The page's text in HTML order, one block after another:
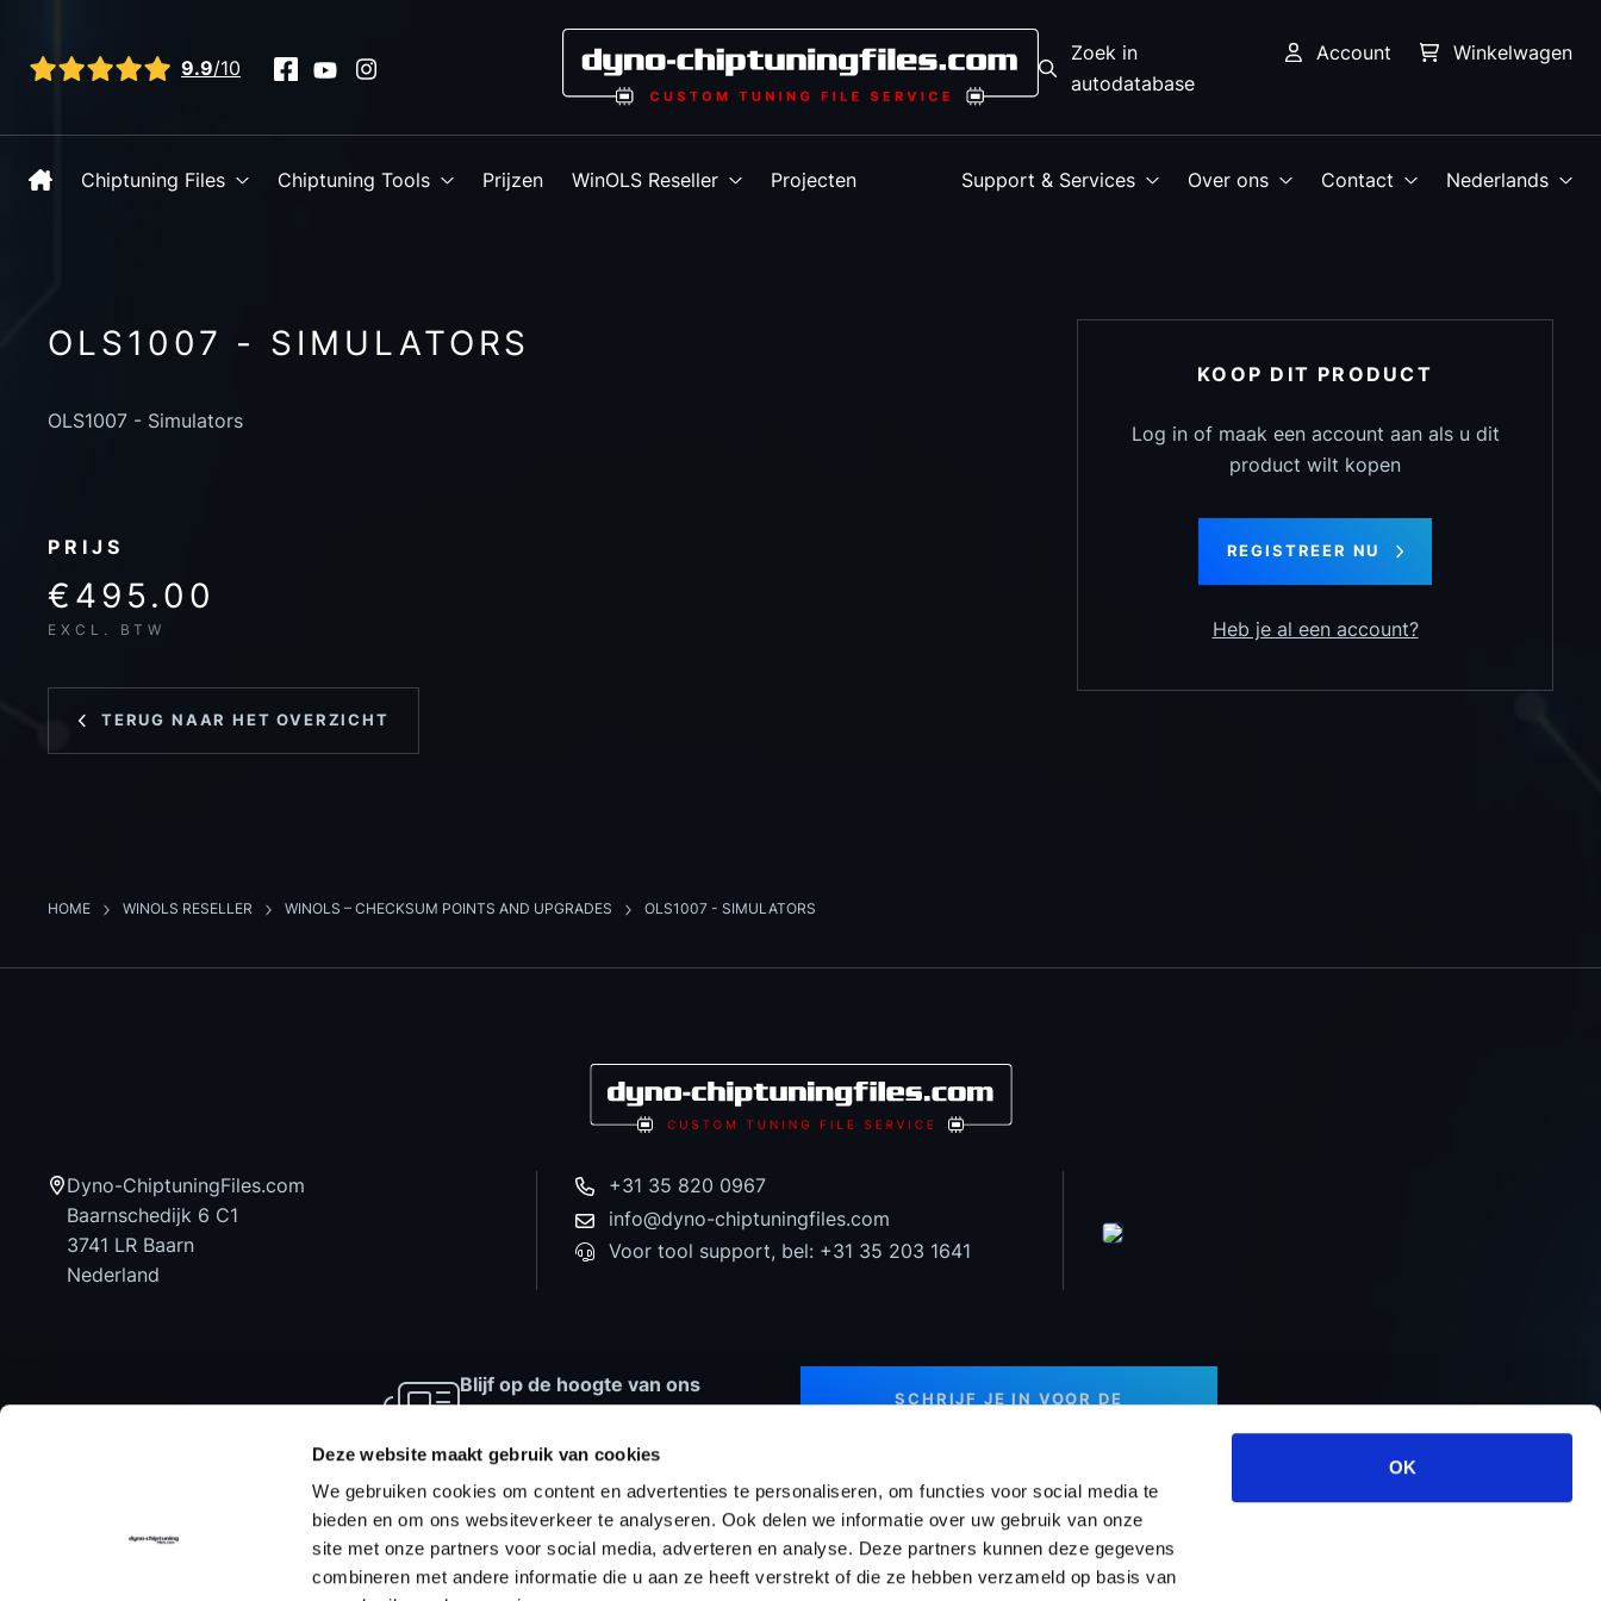
Deze website maakt gebruik van cookies
We gebruiken cookies om content en advertenties te personaliseren, om functies voor social media te
bieden en om ons websiteverkeer te analyseren. Ook delen we informatie over uw gebruik van onze
site met onze partners voor social media, adverteren en analyse. Deze partners kunnen deze gegevens
combineren met andere informatie die u aan ze heeft verstrekt of die ze hebben verzameld op basis van
OK
Bekijk alle reviews9.9/10
Zoek in
autodatabase
Account Winkelwagen
Chiptuning Files Chiptuning Tools Prijzen WinOLS Reseller Projecten Support & Services Over ons Contact Nederlands
OLS1007 - SIMULATORS
OLS1007 - Simulators
PRIJS
€495.00
EXCL. BTW
TERUG NAAR HET OVERZICHT
KOOP DIT PRODUCT
Log in of maak een account aan als u dit
product wilt kopen
REGISTREER NU
Heb je al een account?
HOME WINOLS RESELLER WINOLS – CHECKSUM POINTS AND UPGRADES OLS1007 - SIMULATORS
Dyno-ChiptuningFiles.com
Baarnschedijk 6 C1
3741 LR Baarn
Nederland
+31 35 820 0967
info@dyno-chiptuningfiles.com
Voor tool support, bel: +31 35 203 1641
Blijf op de hoogte van ons
aanbiedingen!
SCHRIJF JE IN VOOR DE
Chiptuning Files Chiptuning Tools Prijzen WinOLS Reseller Projecten Support & Services